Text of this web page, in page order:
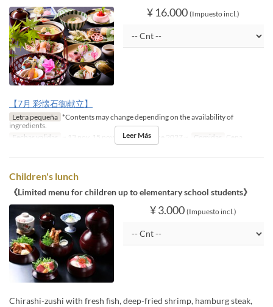
¥ 16.000 (Impuesto incl.)
【7月 彩懐石御献立】
Letra pequeña *Contents may change depending on the availability of
ingredients.
Fechas validas
~ 13 nov, 15 nov ~ 25 dic, 05 ene 2027 ~ Comidas Cena
Leer Más
Children's lunch
《Limited menu for children up to elementary school students》
¥ 3.000 (Impuesto incl.)
Chirashi-zushi with fresh fish, deep-fried shrimp, hamburg steak,